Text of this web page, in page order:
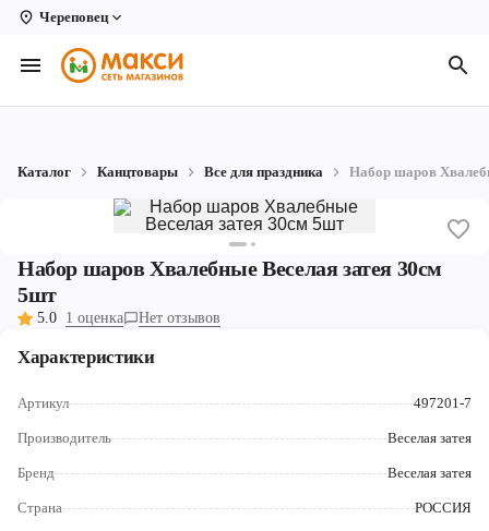
Череповец
Вологда
Архангельск
Коряжма
Котлас
Новодвинск
Рыбинск
Каталог Канцтовары Все для праздника Набор шаров
Набор шаров Хвалебные Веселая затея 30см
5шт
5.0 1 оценка Нет отзывов
Характеристики
Артикул 497201-7
Производитель Веселая затея
Бренд Веселая затея
Страна РОССИЯ